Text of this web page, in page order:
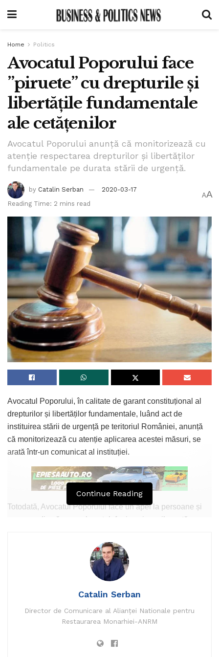
Home Politics
Avocatul Poporului face
”piruete” cu drepturile și
libertățile fundamentale
ale cetățenilor
Avocatul Poporului anunță că monitorizează cu
atenție respectarea drepturilor și libertăților
fundamentale pe durata stării de urgență.
by Catalin Serban
2020-03-17
Reading Time: 2 mins read
AA
Avocatul Poporului, în calitate de garant constituțional al
drepturilor și libertăților fundamentale, luând act de
instituirea stării de urgență pe teritoriul României, anunță
că monitorizează cu atenție aplicarea acestei măsuri, se
arată într-un comunicat al instituției.
Totodată, Avocatul Poporului face un apel la persoane și
mass-media să semnaleze telefonic, prin mail, poștă sau
suspiciuni privind eventuala încălcare a unor drepturi sau
Avocatul Poporului precizează că, după încetarea stării de
urgență, va întocmi un Raport în care va analiza măsurile
Pendulare a Avocatului Poporului între
Continue Reading
Catalin Serban
Director de Comunicare al Alianței Nationale pentru
Restaurarea Monarhiei-ANRM